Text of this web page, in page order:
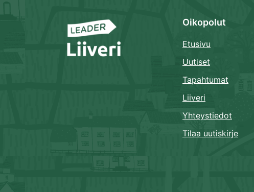
Oikopolut
Etusivu
Uutiset
Tapahtumat
Liiveri
Yhteystiedot
Tilaa uutiskirje